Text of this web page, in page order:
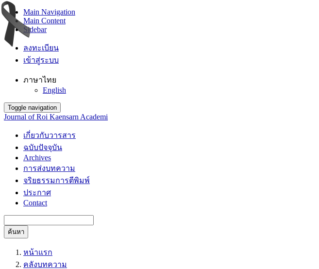
Main Navigation
Main Content
Sidebar
ลงทะเบียน
เข้าสู่ระบบ
ภาษาไทย
English
Toggle navigation
Journal of Roi Kaensarn Academi
เกี่ยวกับวารสาร
ฉบับปัจจุบัน
Archives
การส่งบทความ
จริยธรรมการตีพิมพ์
ประกาศ
Contact
ค้นหา
หน้าแรก
คลังบทความ